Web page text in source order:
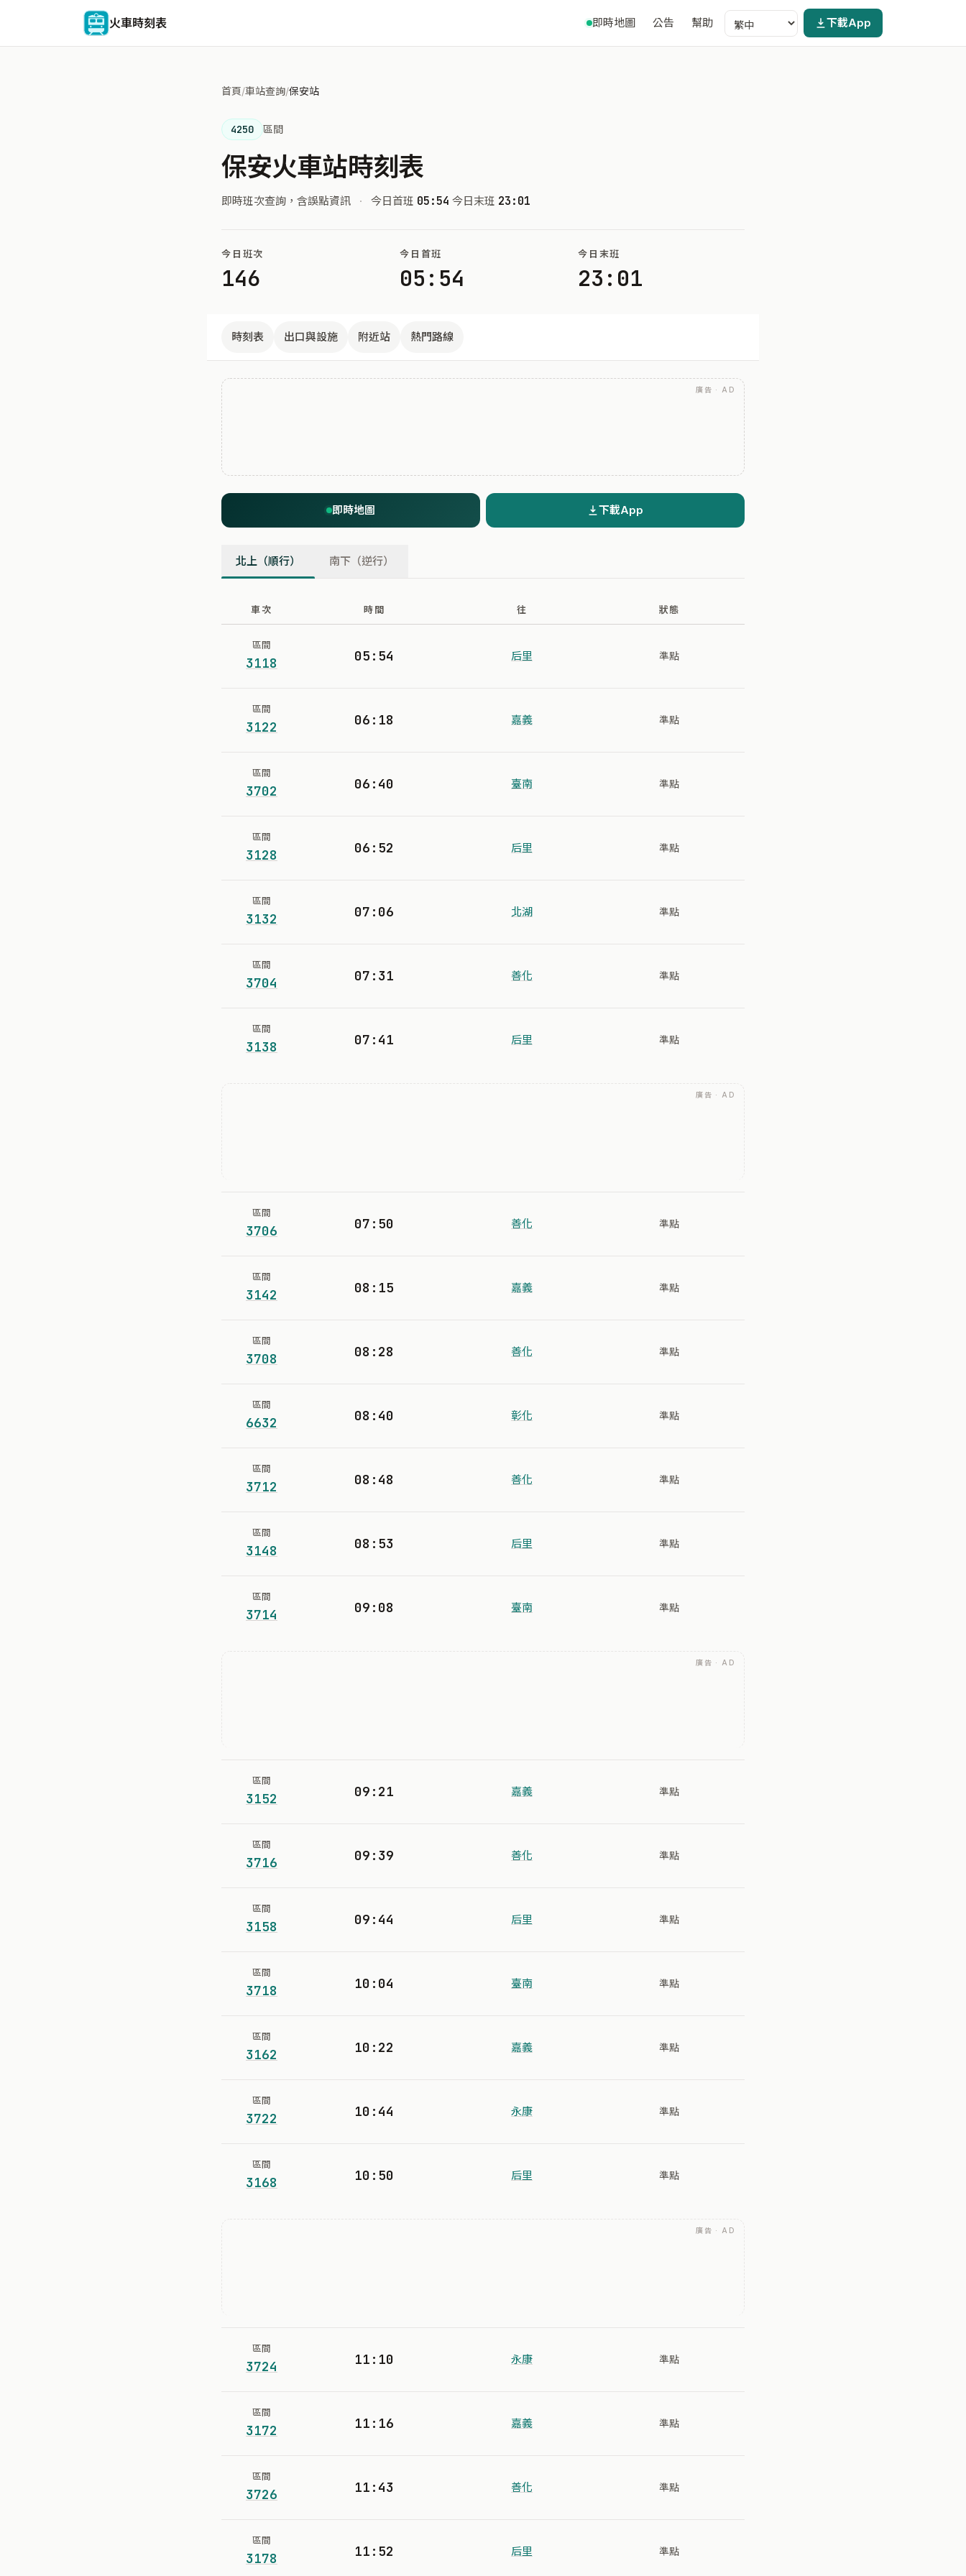
火車時刻表 即時地圖 公告 幫助 下載App
首頁/車站查詢/保安站
4250 區間
保安火車站時刻表
即時班次查詢，含誤點資訊 · 今日首班 05:54 今日末班 23:01
今日班次
146
今日首班
05:54
今日末班
23:01
時刻表 出口與設施 附近站 熱門路線
廣告 · AD
即時地圖 下載App
北上（順行） 南下（逆行）
車次 時間 往 狀態
區間
3118 05:54 后里 準點
區間
3122 06:18 嘉義 準點
區間
3702 06:40 臺南 準點
區間
3128 06:52 后里 準點
區間
3132 07:06 北湖 準點
區間
3704 07:31 善化 準點
區間
3138 07:41 后里 準點
廣告 · AD
區間
3706 07:50 善化 準點
區間
3142 08:15 嘉義 準點
區間
3708 08:28 善化 準點
區間
6632 08:40 彰化 準點
區間
3712 08:48 善化 準點
區間
3148 08:53 后里 準點
區間
3714 09:08 臺南 準點
廣告 · AD
區間
3152 09:21 嘉義 準點
區間
3716 09:39 善化 準點
區間
3158 09:44 后里 準點
區間
3718 10:04 臺南 準點
區間
3162 10:22 嘉義 準點
區間
3722 10:44 永康 準點
區間
3168 10:50 后里 準點
廣告 · AD
區間
3724 11:10 永康 準點
區間
3172 11:16 嘉義 準點
區間
3726 11:43 善化 準點
區間
3178 11:52 后里 準點